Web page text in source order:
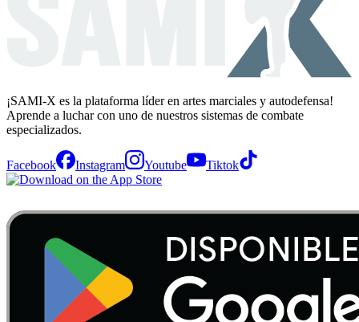
¡SAMI-X es la plataforma líder en artes marciales y autodefensa!
Aprende a luchar con uno de nuestros sistemas de combate
especializados.
Facebook Instagram Youtube Tiktok